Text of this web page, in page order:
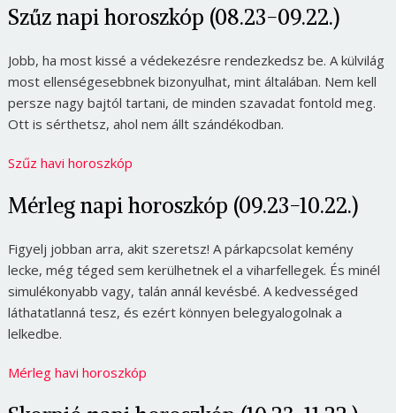
Szűz napi horoszkóp (08.23-09.22.)
Jobb, ha most kissé a védekezésre rendezkedsz be. A külvilág
most ellenségesebbnek bizonyulhat, mint általában. Nem kell
persze nagy bajtól tartani, de minden szavadat fontold meg.
Ott is sérthetsz, ahol nem állt szándékodban.
Szűz havi horoszkóp
Mérleg napi horoszkóp (09.23-10.22.)
Figyelj jobban arra, akit szeretsz! A párkapcsolat kemény
lecke, még téged sem kerülhetnek el a viharfellegek. És minél
simulékonyabb vagy, talán annál kevésbé. A kedvességed
láthatatlanná tesz, és ezért könnyen belegyalogolnak a
lelkedbe.
Mérleg havi horoszkóp